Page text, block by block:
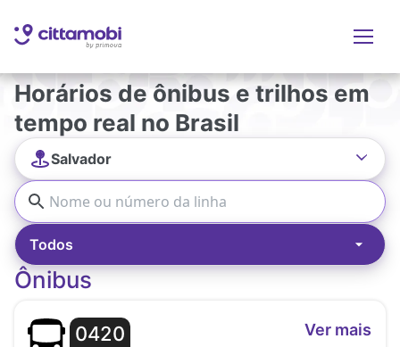
Horários de ônibus e trilhos em
tempo real no Brasil
Salvador
Todos
Ônibus
0420 Ver mais